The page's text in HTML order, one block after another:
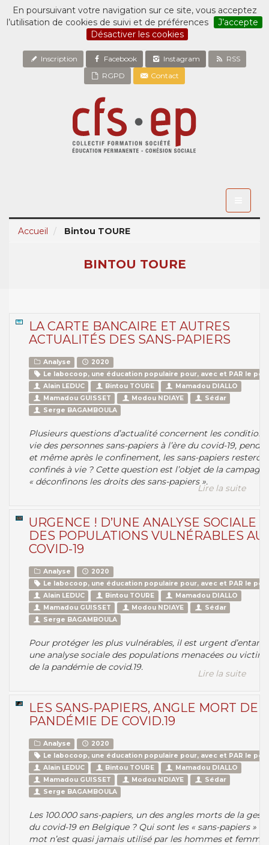
En poursuivant votre navigation sur ce site, vous acceptez
l’utilisation de cookies de suivi et de préférences
J’accepte
Désactiver les cookies
Inscription Facebook Instagram
RSS
RGPD
Contact
Accueil
Bintou TOURE
BINTOU TOURE
LA CARTE BANCAIRE ET AUTRES
ACTUALITÉS DES SANS-PAPIERS
Analyse
2020
Le labocoop, une éducation populaire pour, avec et PAR le
Alain LEDUC
Bintou TOURE
Mamadou DIALLO
Mamadou GUISSET
Modou NDIAYE
Sédar
Serge BAGAMBOULA
Plusieurs questions d’actualité concernent les
vie des personnes sans-papiers à l’ère du covid-19,
et même après le confinement, les sans-papiers
confinés à vie ? Cette question est l’objet de la
« déconfinons les droits des sans-papiers ».
Lire la suite
URGENCE ! D’UNE ANALYSE SOCIALE
DES POPULATIONS VULNÉRABLES AU
COVID-19
Analyse
2020
Le labocoop, une éducation populaire pour, avec et PAR le
Alain LEDUC
Bintou TOURE
Mamadou DIALLO
Mamadou GUISSET
Modou NDIAYE
Sédar
Serge BAGAMBOULA
Pour protéger les plus vulnérables, il est urgent
une analyse sociale des populations menacées ou
de la pandémie de covid.19.
Lire la suite
LES SANS-PAPIERS, ANGLE MORT DE
PANDÉMIE DE COVID.19
Analyse
2020
Le labocoop, une éducation populaire pour, avec et PAR le
Alain LEDUC
Bintou TOURE
Mamadou DIALLO
Mamadou GUISSET
Modou NDIAYE
Sédar
Serge BAGAMBOULA
Les 100.000 sans-papiers, un des angles morts de la
du covid-19 en Belgique ? Qui sont les « sans-papiers » ?
mot n’est quasi jamais utilisé par les hommes et femmes